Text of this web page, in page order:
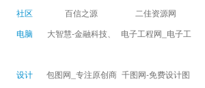
社区
百信之源 二佳资源网
电脑
大智慧-金融科技、
电子工程网_电子工
设计
包图网_专注原创商 千图网-免费设计图